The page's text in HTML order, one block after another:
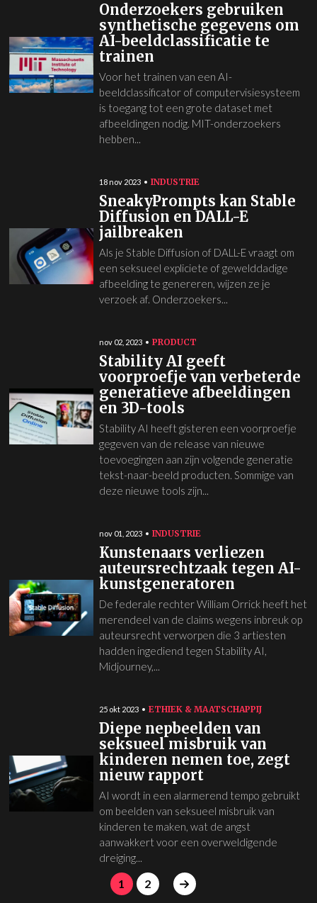
Onderzoekers gebruiken
synthetische gegevens om
AI-beeldclassificatie te
trainen
Voor het trainen van een AI-
beeldclassificator of computervisiesysteem
is toegang tot een grote dataset met
afbeeldingen nodig. MIT-onderzoekers
hebben...
18 nov 2023 INDUSTRIE
SneakyPrompts kan Stable
Diffusion en DALL-E
jailbreaken
Als je Stable Diffusion of DALL-E vraagt om
een seksueel expliciete of gewelddadige
afbeelding te genereren, wijzen ze je
verzoek af. Onderzoekers...
nov 02, 2023 PRODUCT
Stability AI geeft
voorproefje van verbeterde
generatieve afbeeldingen
en 3D-tools
Stability AI heeft gisteren een voorproefje
gegeven van de release van nieuwe
toevoegingen aan zijn volgende generatie
tekst-naar-beeld producten. Sommige van
deze nieuwe tools zijn...
nov 01, 2023 INDUSTRIE
Kunstenaars verliezen
auteursrechtzaak tegen AI-
kunstgeneratoren
De federale rechter William Orrick heeft het
merendeel van de claims wegens inbreuk op
auteursrecht verworpen die 3 artiesten
hadden ingediend tegen Stability AI,
Midjourney,...
25 okt 2023 ETHIEK & MAATSCHAPPIJ
Diepe nepbeelden van
seksueel misbruik van
kinderen nemen toe, zegt
nieuw rapport
AI wordt in een alarmerend tempo gebruikt
om beelden van seksueel misbruik van
kinderen te maken, wat de angst
aanwakkert voor een overweldigende
dreiging...
1 2